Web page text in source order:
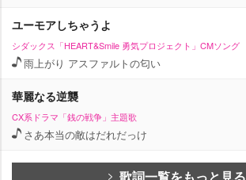
ユーモアしちゃうよ
シダックス「HEART&Smile 勇気プロジェクト」CMソング
雨上がり アスファルトの匂い
華麗なる逆襲
CX系ドラマ「銭の戦争」主題歌
さあ本当の敵はだれだっけ
歌詞一覧をもっと見る